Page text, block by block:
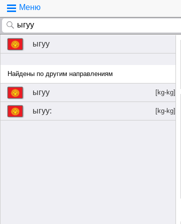
Меню
ыгуу
Найдены по другим направлениям
ыгуу [kg-kg]
ыгуу: [kg-kg]